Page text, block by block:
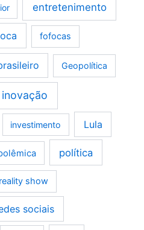
entretenimento
fofocas
Geopolítica
inovação
investimento Lula
política
reality show
sociais